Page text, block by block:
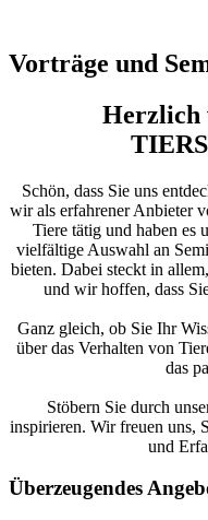
Vorträge und
Herzlich
Schön, dass Sie uns
wir als erfahrener Anbieter
Tiere tätig und haben es
vielfältige Auswahl an
bieten. Dabei steckt in
und wir hoffen, dass
Ganz gleich, ob Sie Ihr
über das Verhalten von
das
Stöbern Sie durch
inspirieren. Wir freuen uns,
und
Überzeugendes